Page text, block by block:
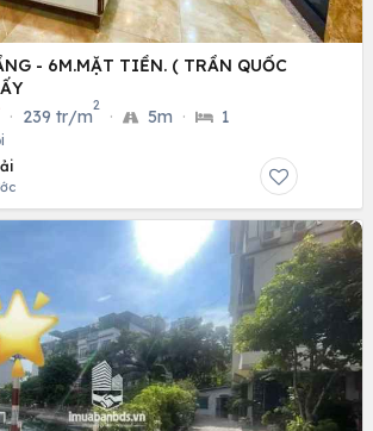
- 6M.MẶT TIỀN. ( TRẦN QUỐC
· 239 tr/m
2
· 5m · 1